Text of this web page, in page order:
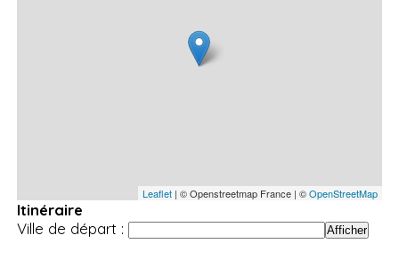
Leaflet| © Openstreetmap France | ©OpenStreetMap
Itinéraire
Ville de départ :